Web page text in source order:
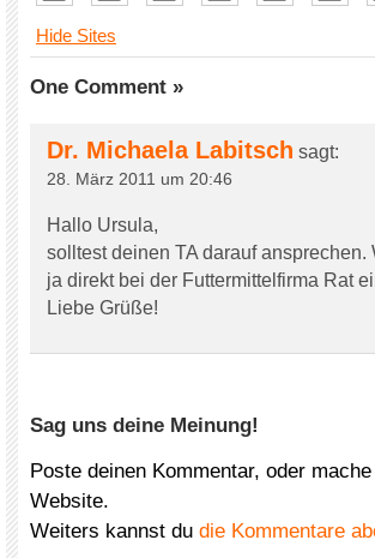
Hide Sites
One Comment »
Dr. Michaela Labitsch sagt:
28. März 2011 um 20:46
Hallo Ursula,
solltest deinen TA darauf
ja direkt bei der Futtermittelfirma Rat
Liebe Grüße!
Sag uns deine Meinung!
Poste deinen Kommentar, oder
Website.
Weiters kannst du die Kommentare